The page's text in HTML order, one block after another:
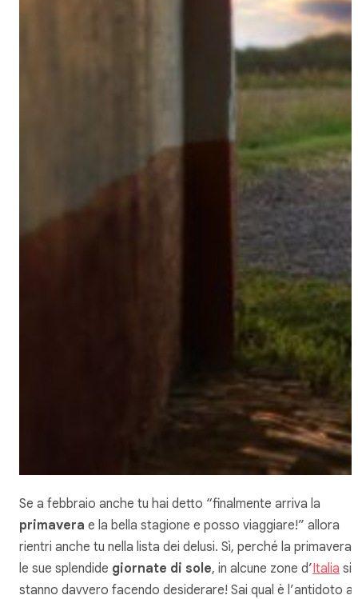
Se a febbraio anche tu hai detto “finalmente arriva la
primavera e la bella stagione e posso viaggiare!” allora
rientri anche tu nella lista dei delusi. Sì, perché la primavera
le sue splendide giornate di sole, in alcune zone d’Italia si
stanno davvero facendo desiderare! Sai qual è l’antidoto a